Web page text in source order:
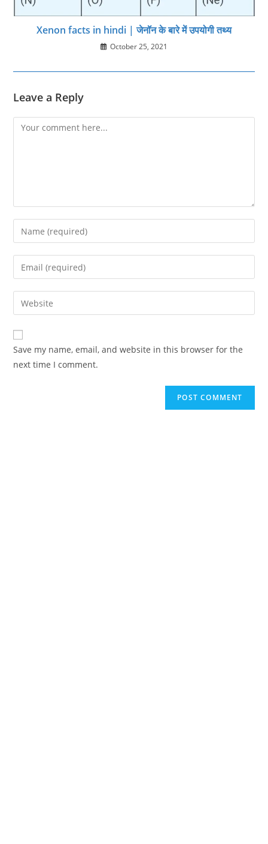
Xenon facts in hindi | जेनॉन के बारे में उपयोगी तथ्‍य
October 25, 2021
Leave a Reply
Comment
Enter
your
name
comment
Enter
your
email
address
comment
Enter
your
website
URL
(optional)
Save my name, email, and website in this browser for the
next time I comment.